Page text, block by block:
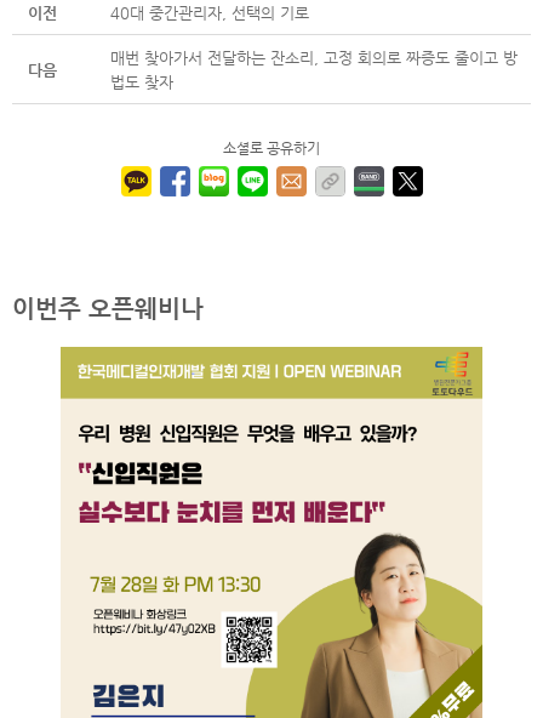
이전 40대 중간관리자, 선택의 기로
다음
매번 찾아가서 전달하는 잔소리, 고정 회의로 짜증도 줄이고 방
법도 찾자
소셜로 공유하기
이번주 오픈웨비나